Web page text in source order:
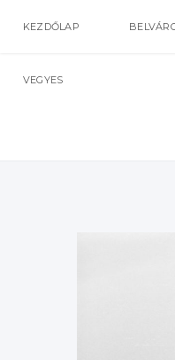
KEZDŐLAP
VEGYES